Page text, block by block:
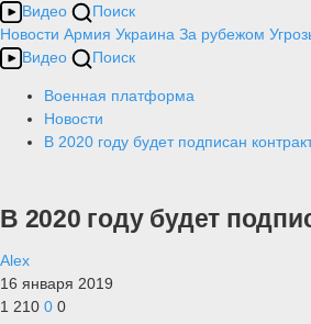
Видео
Поиск
Новости Армия Украина За рубежом
Видео
Поиск
Военная платформа
Новости
В 2020 году будет подписан
В 2020 году будет
Alex
16 января 2019
1 210 0 0